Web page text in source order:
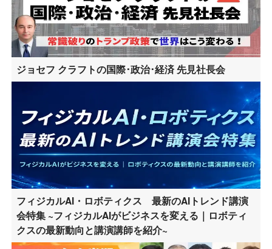
ジョセフ クラフトの国際･政治･経済 先見社長会
フィジカルAI・ロボティクス 最新のAIトレンド講演
会特集 ~フィジカルAIがビジネスを変える｜ロボティ
クスの最新動向と講演講師を紹介~